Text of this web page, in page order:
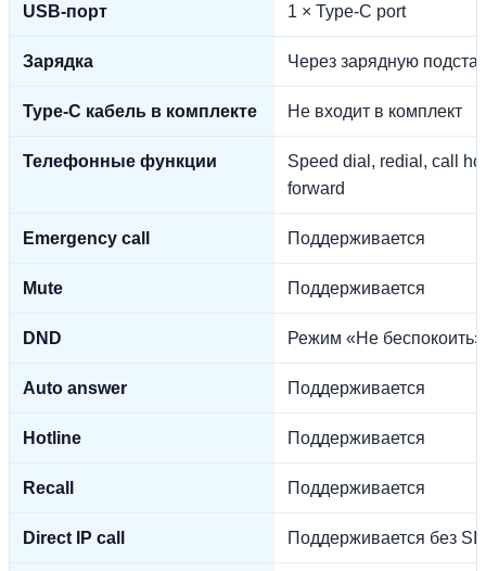
USB-порт 1 × Type-C port
Зарядка Через зарядную
Type-C кабель в комплекте Не входит в комплект
Телефонные функции
Speed dial, redial, call
forward
Emergency call Поддерживается
Mute Поддерживается
DND Режим «Не беспокоить»
Auto answer Поддерживается
Hotline Поддерживается
Recall Поддерживается
Direct IP call Поддерживается без